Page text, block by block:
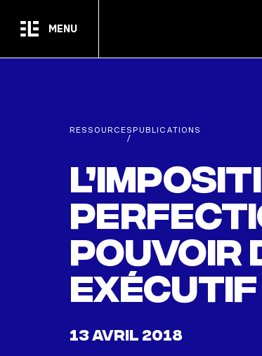
MENU
RESSOURCES
/
PUBLICATIONS
pouvoir
exécutif
13 AVRIL 2018